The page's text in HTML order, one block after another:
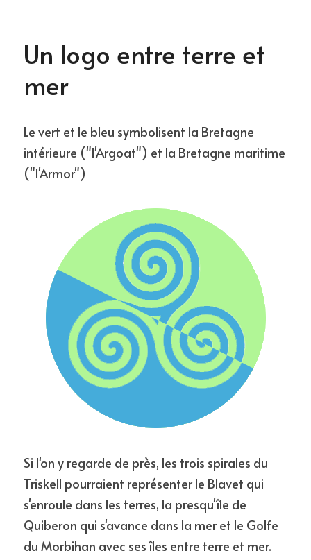
Un logo entre terre et
mer
Le vert et le bleu symbolisent la Bretagne
intérieure ("l'Argoat") et la Bretagne maritime
("l'Armor")
Si l'on y regarde de près, les trois spirales du
Triskell pourraient représenter le Blavet qui
s'enroule dans les terres, la presqu'île de
Quiberon qui s'avance dans la mer et le Golfe
du Morbihan avec ses îles entre terre et mer.